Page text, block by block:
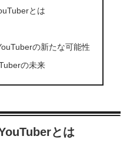
とは
の新たな可能性
の未来
とは